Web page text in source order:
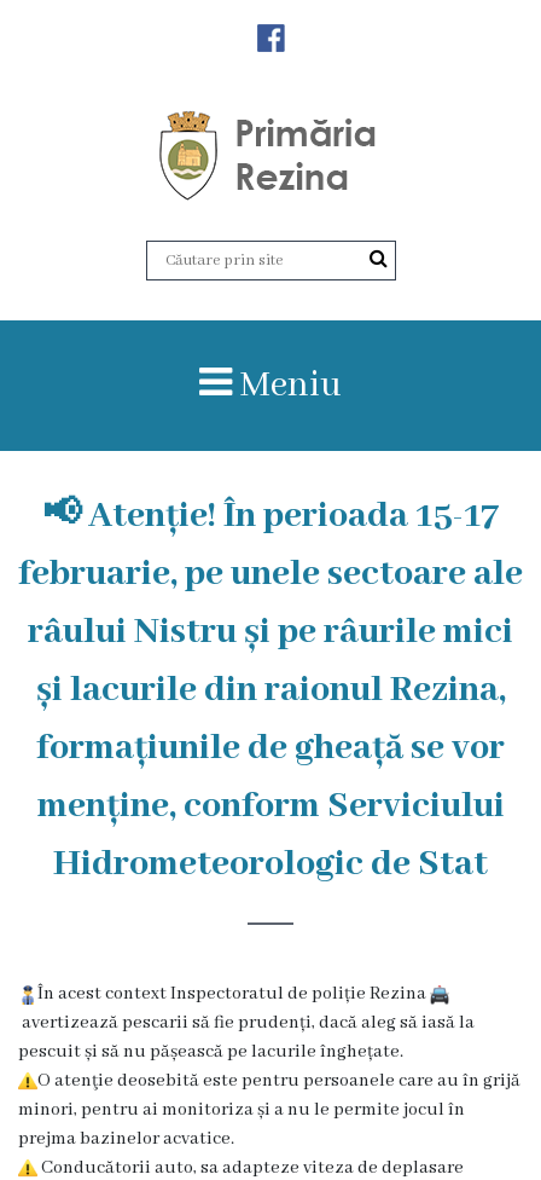
Amalgamare
în
Primăria
Zile
audiență
Primarul
Competențele
primarului
Dispozițiile
primarului
Meniu
📢 Atenție! În perioada 15-17
februarie, pe unele sectoare ale
râului Nistru și pe râurile mici
și lacurile din raionul Rezina,
formațiunile de gheață se vor
menține, conform Serviciului
Hidrometeorologic de Stat
În acest context Inspectoratul de poliție Rezina
avertizează pescarii să fie prudenți, dacă aleg să iasă la
pescuit și să nu pășească pe lacurile înghețate.
O atenţie deosebită este pentru persoanele care au în grijă
minori, pentru ai monitoriza și a nu le permite jocul în
prejma bazinelor acvatice.
Conducătorii auto, sa adapteze viteza de deplasare